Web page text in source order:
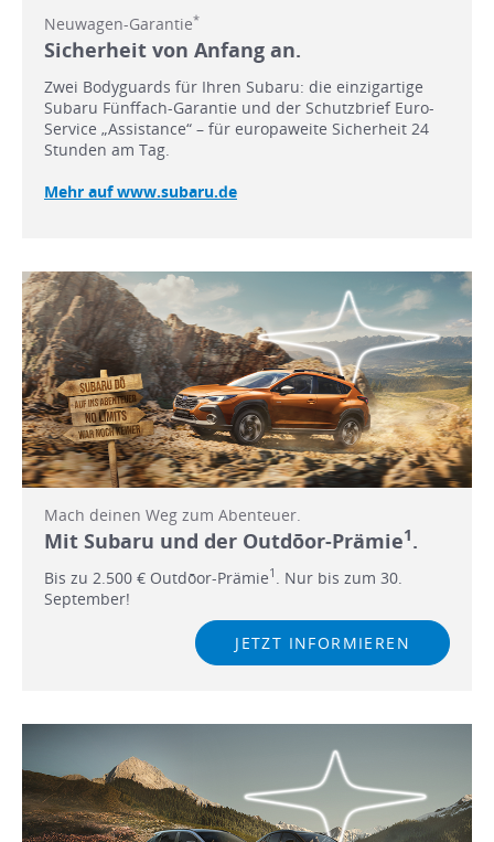
Neuwagen-Garantie*
Sicherheit von Anfang an.
Zwei Bodyguards für Ihren Subaru: die einzigartige
Subaru Fünffach-Garantie und der Schutzbrief Euro-
Service „Assistance“ – für europaweite Sicherheit 24
Stunden am Tag.
Mehr auf www.subaru.de
Mach deinen Weg zum Abenteuer.
Mit Subaru und der Outdōor-Prämie1.
Bis zu 2.500 € Outdōor-Prämie1
. Nur bis zum 30.
September!
JETZT INFORMIEREN